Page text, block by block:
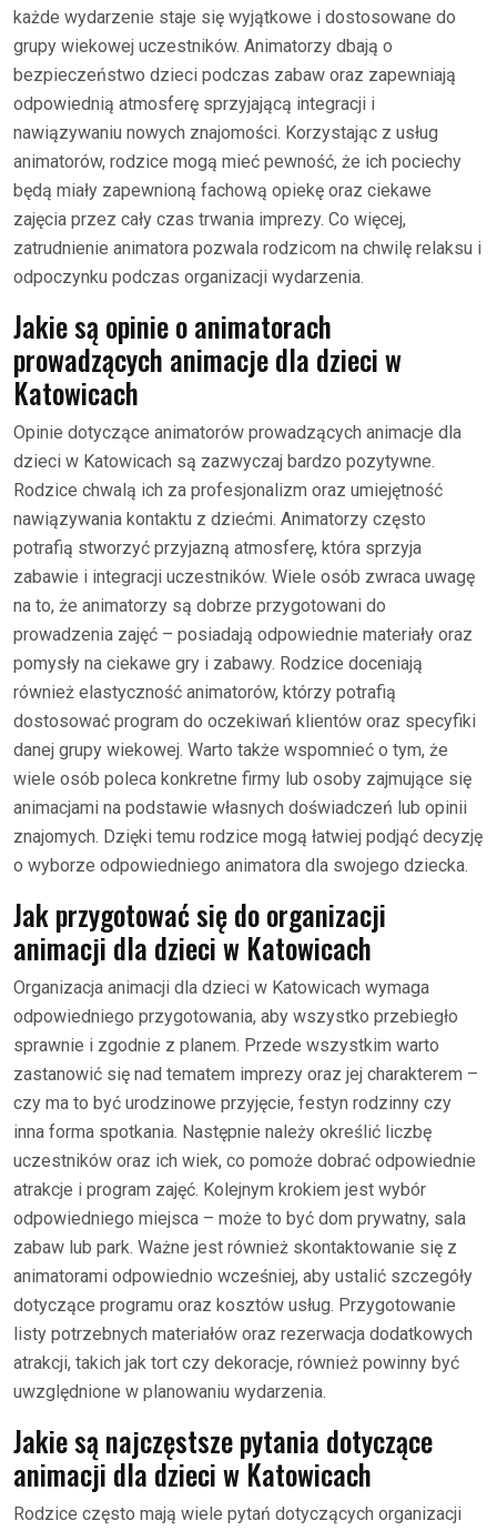
każde wydarzenie staje się wyjątkowe i dostosowane do
grupy wiekowej uczestników. Animatorzy dbają o
bezpieczeństwo dzieci podczas zabaw oraz zapewniają
odpowiednią atmosferę sprzyjającą integracji i
nawiązywaniu nowych znajomości. Korzystając z usług
animatorów, rodzice mogą mieć pewność, że ich pociechy
będą miały zapewnioną fachową opiekę oraz ciekawe
zajęcia przez cały czas trwania imprezy. Co więcej,
zatrudnienie animatora pozwala rodzicom na chwilę relaksu i
odpoczynku podczas organizacji wydarzenia.
Jakie są opinie o animatorach
prowadzących animacje dla dzieci w
Katowicach
Opinie dotyczące animatorów prowadzących animacje dla
dzieci w Katowicach są zazwyczaj bardzo pozytywne.
Rodzice chwalą ich za profesjonalizm oraz umiejętność
nawiązywania kontaktu z dziećmi. Animatorzy często
potrafią stworzyć przyjazną atmosferę, która sprzyja
zabawie i integracji uczestników. Wiele osób zwraca uwagę
na to, że animatorzy są dobrze przygotowani do
prowadzenia zajęć – posiadają odpowiednie materiały oraz
pomysły na ciekawe gry i zabawy. Rodzice doceniają
również elastyczność animatorów, którzy potrafią
dostosować program do oczekiwań klientów oraz specyfiki
danej grupy wiekowej. Warto także wspomnieć o tym, że
wiele osób poleca konkretne firmy lub osoby zajmujące się
animacjami na podstawie własnych doświadczeń lub opinii
znajomych. Dzięki temu rodzice mogą łatwiej podjąć decyzję
o wyborze odpowiedniego animatora dla swojego dziecka.
Jak przygotować się do organizacji
animacji dla dzieci w Katowicach
Organizacja animacji dla dzieci w Katowicach wymaga
odpowiedniego przygotowania, aby wszystko przebiegło
sprawnie i zgodnie z planem. Przede wszystkim warto
zastanowić się nad tematem imprezy oraz jej charakterem –
czy ma to być urodzinowe przyjęcie, festyn rodzinny czy
inna forma spotkania. Następnie należy określić liczbę
uczestników oraz ich wiek, co pomoże dobrać odpowiednie
atrakcje i program zajęć. Kolejnym krokiem jest wybór
odpowiedniego miejsca – może to być dom prywatny, sala
zabaw lub park. Ważne jest również skontaktowanie się z
animatorami odpowiednio wcześniej, aby ustalić szczegóły
dotyczące programu oraz kosztów usług. Przygotowanie
listy potrzebnych materiałów oraz rezerwacja dodatkowych
atrakcji, takich jak tort czy dekoracje, również powinny być
uwzględnione w planowaniu wydarzenia.
Jakie są najczęstsze pytania dotyczące
animacji dla dzieci w Katowicach
Rodzice często mają wiele pytań dotyczących organizacji